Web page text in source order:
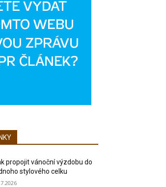
propojit vánoční výzdobu do
stylového celku